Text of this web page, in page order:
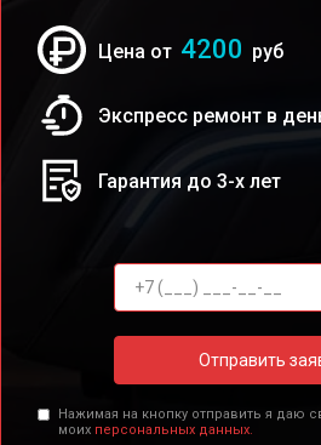
Цена от 4200 руб
Экспресс ремонт в
Гарантия до 3-х лет
Отправить
Нажимая на кнопку отправить я даю
моих персональных данных.